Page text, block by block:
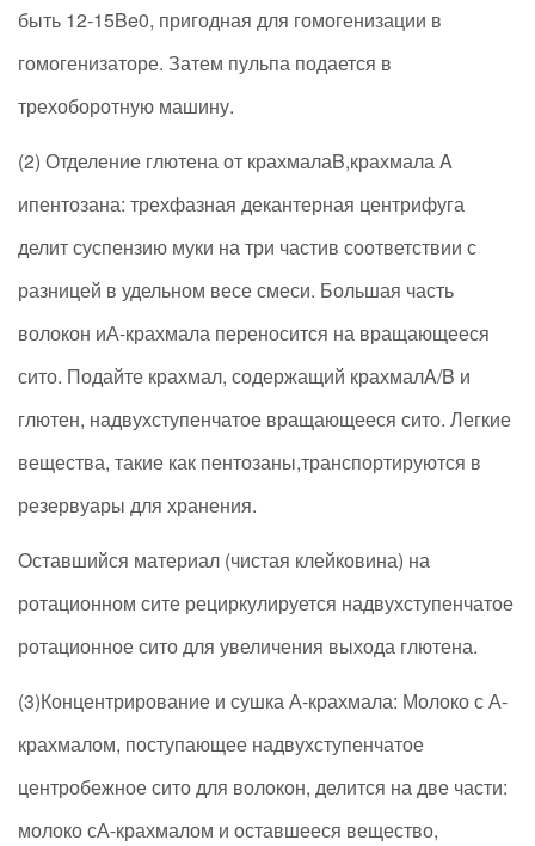
быть 12-15Be0, пригодная для гомогенизации в
гомогенизаторе. Затем пульпа подается в
трехоборотную машину.
(2) Отделение глютена от крахмалаB,крахмала A
ипентозана: трехфазная декантерная центрифуга
делит суспензию муки на три частив соответствии с
разницей в удельном весе смеси. Большая часть
волокон иА-крахмала переносится на вращающееся
сито. Подайте крахмал, содержащий крахмалA/B и
глютен, надвухступенчатое вращающееся сито. Легкие
вещества, такие как пентозаны,транспортируются в
резервуары для хранения.
Оставшийся материал (чистая клейковина) на
ротационном сите рециркулируется надвухступенчатое
ротационное сито для увеличения выхода глютена.
(3)Концентрирование и сушка А-крахмала: Молоко с А-
крахмалом, поступающее надвухступенчатое
центробежное сито для волокон, делится на две части:
молоко сА-крахмалом и оставшееся вещество,